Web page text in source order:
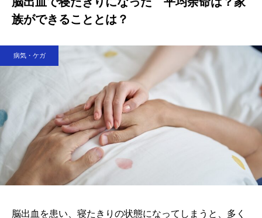
族ができることとは？
病気・ケガ
脳出血を患い、寝たきりの状態になってしまうと、多く